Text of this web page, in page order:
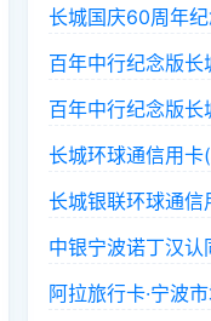
长城国庆60周年
百年中行纪念版
百年中行纪念版长
长城环球通信用卡
长城银联环球通信
中银宁波诺丁汉认
阿拉旅行卡·宁波